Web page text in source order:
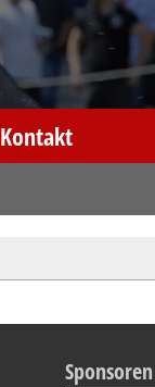
Kontakt
Sponsoren